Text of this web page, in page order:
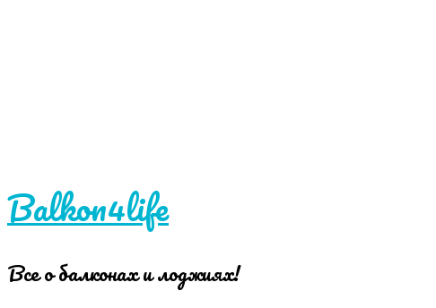
Balkon4life
Все о балконах и лоджиях!